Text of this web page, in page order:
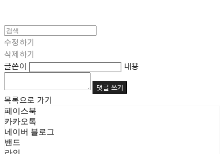
수정하기
삭제하기
글쓴이
내용
댓글 쓰기
목록으로 가기
페이스북
카카오톡
네이버 블로그
밴드